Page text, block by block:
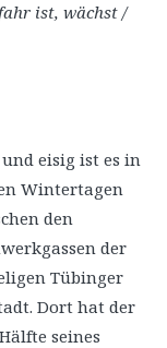
ist, wächst /
eisig ist es in
Wintertagen
den
der
Tübinger
Dort hat der
seines